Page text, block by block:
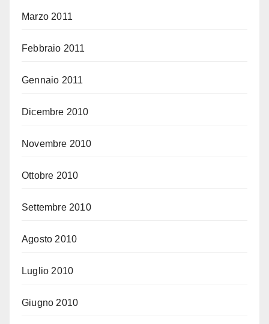
Marzo 2011
Febbraio 2011
Gennaio 2011
Dicembre 2010
Novembre 2010
Ottobre 2010
Settembre 2010
Agosto 2010
Luglio 2010
Giugno 2010